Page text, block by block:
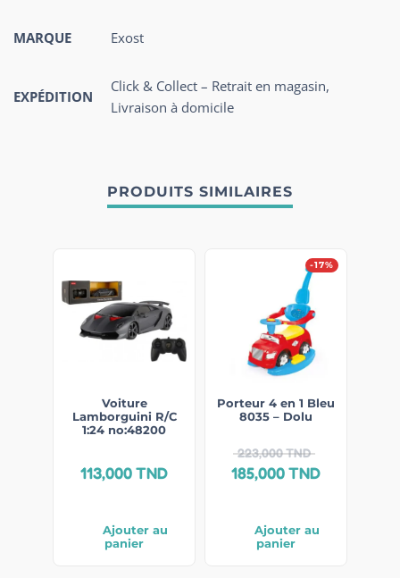
MARQUE Exost
EXPÉDITION
Click & Collect – Retrait en magasin,
Livraison à domicile
PRODUITS SIMILAIRES
Voiture
Lamborguini R/C
1:24 no:48200
113,000TND
Ajouter au
panier
-17%
Porteur 4 en 1 Bleu
8035 – Dolu
223,000TND
185,000TND
Ajouter au
panier